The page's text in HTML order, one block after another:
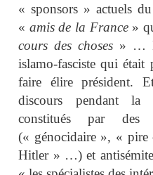
« sponsors » actuels
« amis de la France»
cours des choses » …
islamo-fasciste qui était
faire élire président.
discours pendant la
constitués par des
(« génocidaire », « pire
Hitler » …) et